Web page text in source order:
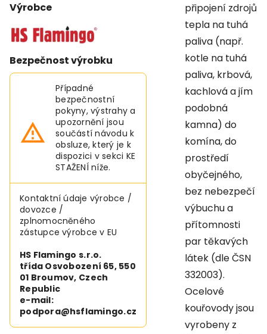
Výrobce
Bezpečnost výrobku
Případné
bezpečnostní
pokyny, výstrahy a
upozornění jsou
součástí návodu k
obsluze, který je k
dispozici v sekci KE
STAŽENÍ níže.
Kontaktní údaje výrobce /
dovozce /
zplnomocněného
zástupce výrobce v EU
HS Flamingo s.r.o.
třída Osvobození 65, 550
01 Broumov, Czech
Republic
e-mail:
podpora@hsflamingo.cz
připojení zdrojů
tepla na tuhá
paliva (např.
kotle na tuhá
paliva, krbová,
kachlová a jím
podobná
kamna) do
komína, do
prostředí
obyčejného,
bez nebezpečí
výbuchu a
přítomnosti
par těkavých
látek (dle ČSN
332003).
Ocelové
kouřovody jsou
vyrobeny z